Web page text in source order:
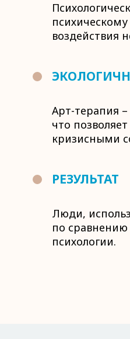
воздействия
Арт-терапия
что
кризисными
РЕЗУЛЬТАТ
Люди,
по сравнению
психологии.